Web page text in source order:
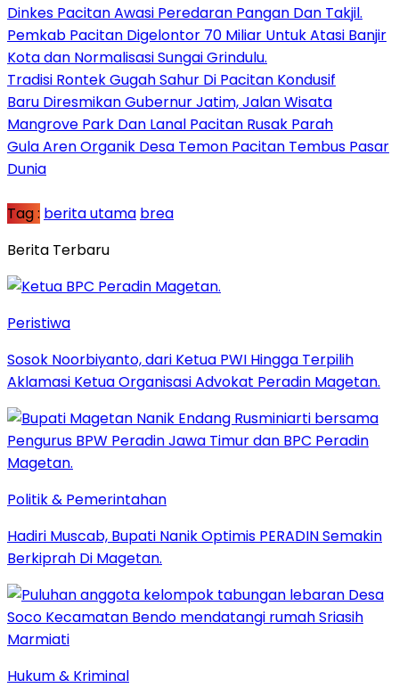
Dinkes Pacitan Awasi Peredaran Pangan Dan Takjil.
Pemkab Pacitan Digelontor 70 Miliar Untuk Atasi Banjir
Kota dan Normalisasi Sungai Grindulu.
Tradisi Rontek Gugah Sahur Di Pacitan Kondusif
Baru Diresmikan Gubernur Jatim, Jalan Wisata
Mangrove Park Dan Lanal Pacitan Rusak Parah
Gula Aren Organik Desa Temon Pacitan Tembus Pasar
Dunia
Tag : berita utama brea
Berita Terbaru
Peristiwa
Sosok Noorbiyanto, dari Ketua PWI Hingga Terpilih
Aklamasi Ketua Organisasi Advokat Peradin Magetan.
Politik & Pemerintahan
Hadiri Muscab, Bupati Nanik Optimis PERADIN Semakin
Berkiprah Di Magetan.
Hukum & Kriminal